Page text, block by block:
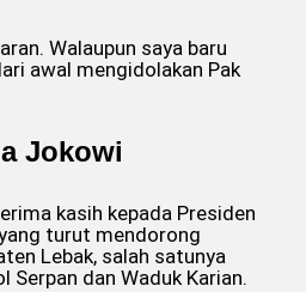
Walaupun saya baru
awal mengidolakan Pak
Jokowi
kasih kepada Presiden
turut mendorong
Lebak, salah satunya
Serpan dan Waduk Karian.